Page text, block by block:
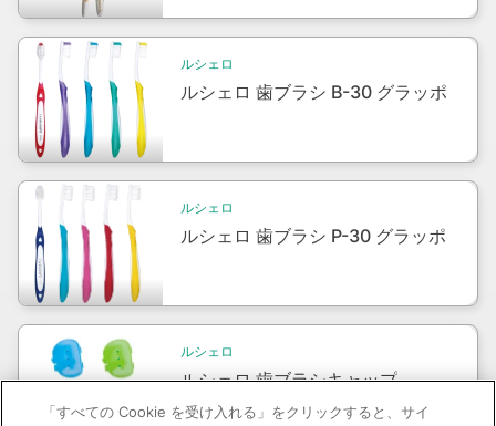
Packshot
ルシェロ
ルシェロ 歯ブラシ B-30 グラッポ
Packshot
ルシェロ
ルシェロ 歯ブラシ P-30 グラッポ
Packshot ルシェロ
ルシェロ 歯ブラシキャップ
「すべての Cookie を受け入れる」をクリックすると、サイ